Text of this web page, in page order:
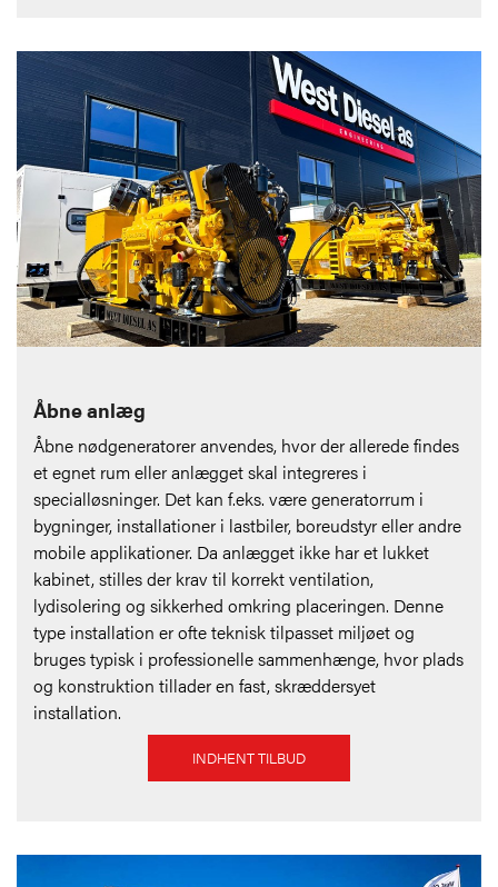
Åbne anlæg
Åbne nødgeneratorer anvendes, hvor der allerede findes
et egnet rum eller anlægget skal integreres i
specialløsninger. Det kan f.eks. være generatorrum i
bygninger, installationer i lastbiler, boreudstyr eller andre
mobile applikationer. Da anlægget ikke har et lukket
kabinet, stilles der krav til korrekt ventilation,
lydisolering og sikkerhed omkring placeringen. Denne
type installation er ofte teknisk tilpasset miljøet og
bruges typisk i professionelle sammenhænge, hvor plads
og konstruktion tillader en fast, skræddersyet
installation.
INDHENT TILBUD